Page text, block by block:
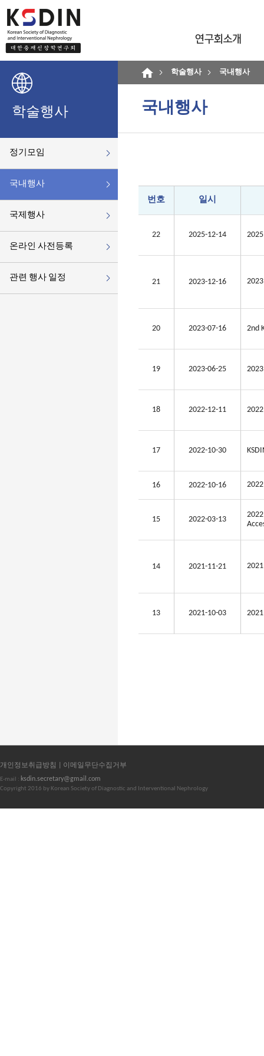
학술행사
정기모임
국내행사
국제행사
온라인 사전등록
관련 행사 일정
학술행사 국내행사
국내행사
번호 일시
22 2025-12-14
21 2023-12-16
20 2023-07-16 2nd
19 2023-06-25
18 2022-12-11
17 2022-10-30
16 2022-10-16
15 2022-03-13
14 2021-11-21
13 2021-10-03
개인정보취급방침 | 이메일무단수집거부
E-mail : ksdin.secretary@gmail.com
Copyright 2016 by Korean Society of Diagnostic and Interventional Nephrology